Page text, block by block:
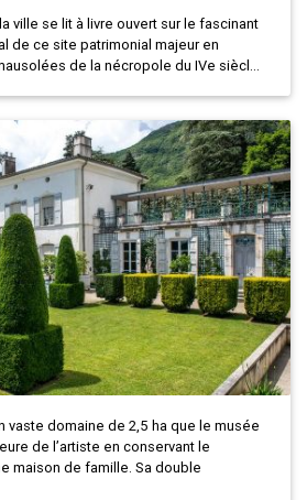
ville se lit à livre ouvert sur le fascinant
de ce site patrimonial majeur en
de la nécropole du IVe siècl...
vaste domaine de 2,5 ha que le musée
de l’artiste en conservant le
maison de famille. Sa double